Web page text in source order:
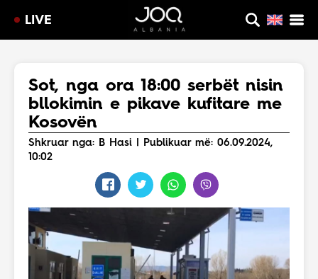
LIVE
Sot, nga ora 18:00 serbët nisin
bllokimin e pikave kufitare me
Kosovën
Shkruar nga: B Hasi | Publikuar më: 06.09.2024,
10:02